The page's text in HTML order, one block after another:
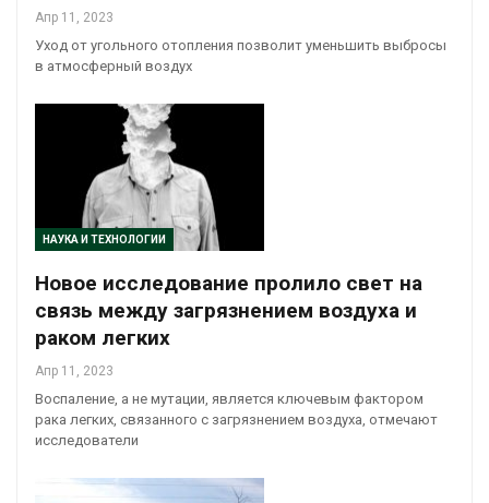
Апр 11, 2023
Уход от угольного отопления позволит уменьшить выбросы
в атмосферный воздух
НАУКА И ТЕХНОЛОГИИ
Новое исследование пролило свет на
связь между загрязнением воздуха и
раком легких
Апр 11, 2023
Воспаление, а не мутации, является ключевым фактором
рака легких, связанного с загрязнением воздуха, отмечают
исследователи